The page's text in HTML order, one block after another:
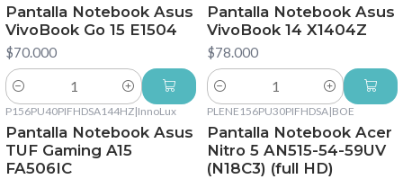
Pantalla Notebook Asus
VivoBook Go 15 E1504
$70.000
Cantidad
Pantalla Notebook Asus
VivoBook 14 X1404Z
$78.000
Cantidad
P156PU40PIFHDSA144HZ|InnoLux
Pantalla Notebook Asus
TUF Gaming A15
FA506IC
PLENE156PU30PIFHDSA|BOE
Pantalla Notebook Acer
Nitro 5 AN515-54-59UV
(N18C3) (full HD)